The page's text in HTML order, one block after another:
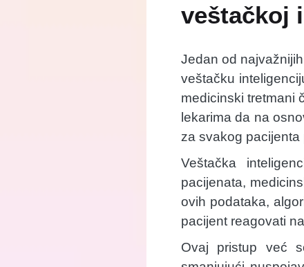
veštačkoj
Jedan od
veštačku
medicinski tretmani
lekarima da na
za svakog pacijenta
Veštačka
pacijenata,
ovih podataka,
pacijent reagovati
Ovaj pristup već